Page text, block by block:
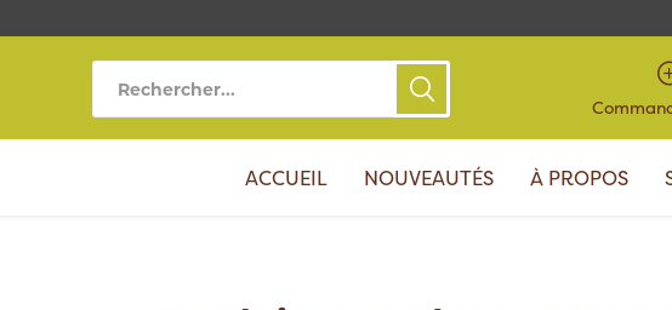
ACCUEIL NOUVEAUTÉS À PROPOS